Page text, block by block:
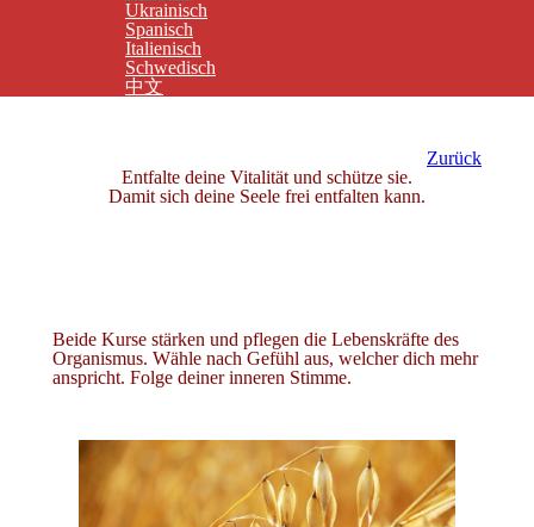
Ukrainisch
Spanisch
Italienisch
Schwedisch
中文
Zurück
Entfalte deine Vitalität und schütze sie.
Damit sich deine Seele frei entfalten kann.
Beide Kurse stärken und pflegen die Lebenskräfte des
Organismus. Wähle nach Gefühl aus, welcher dich mehr
anspricht. Folge deiner inneren Stimme.